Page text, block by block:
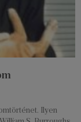
Ilyen